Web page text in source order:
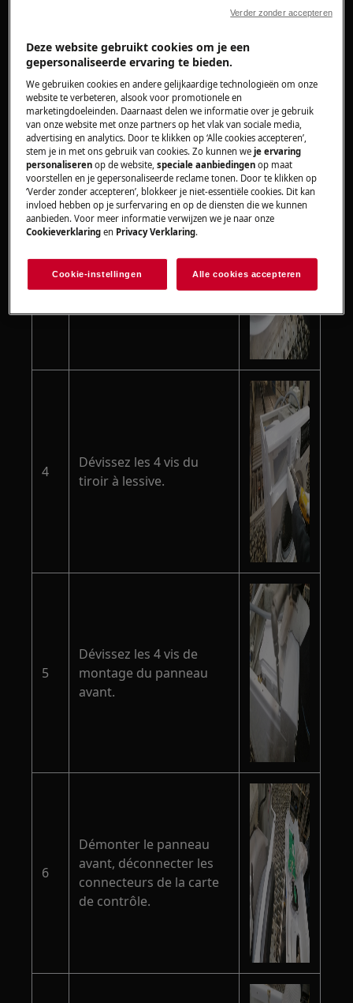
2
Tirez le bord du joint,
démontez le ressort
extérieur du joint.
3
boîtier.
4
Dévissez les 4 vis du
tiroir à lessive.
5
Dévissez les 4 vis de
montage du panneau
avant.
6
Démonter le panneau
avant, déconnecter les
connecteurs de la carte
de contrôle.
Deze website gebruikt cookies om je een
gepersonaliseerde ervaring te bieden.
We gebruiken cookies en andere gelijkaardige technologieën om onze
website te verbeteren, alsook voor promotionele en
marketingdoeleinden. Daarnaast delen we informatie over je gebruik
van onze website met onze partners op het vlak van sociale media,
advertising en analytics. Door te klikken op ‘Alle cookies accepteren’,
stem je in met ons gebruik van cookies. Zo kunnen weje ervaring
personaliseren op de website,speciale aanbiedingen op maat
voorstellen en je gepersonaliseerde reclame tonen. Door te klikken op
‘Verder zonder accepteren’, blokkeer je niet-essentiële cookies. Dit kan
invloed hebben op je surfervaring en op de diensten die we kunnen
aanbieden. Voor meer informatie verwijzen we je naar onze
Cookieverklaring en Privacy Verklaring.
Cookie-instellingen Alle cookies accepteren
Verder zonder accepteren